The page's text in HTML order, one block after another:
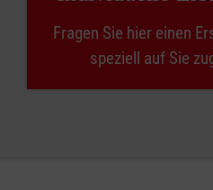
Fragen Sie hier einen
speziell auf Sie